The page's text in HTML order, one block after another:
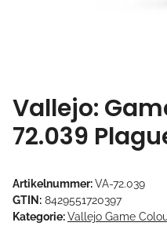
Vallejo:
72.039
Artikelnummer:VA-72.039
GTIN: 8429551720397
Kategorie:Vallejo Game